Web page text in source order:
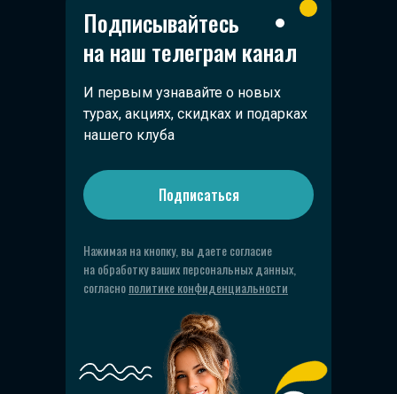
И первым узнавайте о новых
турах, акциях, скидках и подарках
нашего клуба
Подписывайтесь
на наш телеграм канал
Нажимая на кнопку, вы даете согласие
на обработку ваших персональных данных,
согласнополитике конфиденциальности
Подписаться